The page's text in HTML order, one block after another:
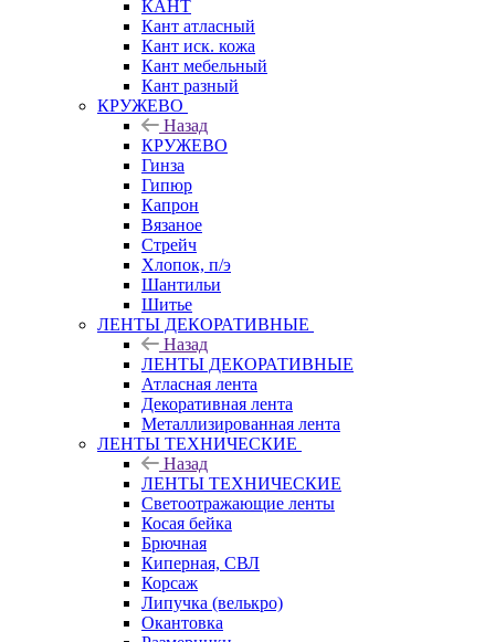
КАНТ
Кант атласный
Кант иск. кожа
Кант мебельный
Кант разный
КРУЖЕВО
Назад
КРУЖЕВО
Гинза
Гипюр
Капрон
Вязаное
Стрейч
Хлопок, п/э
Шантильи
Шитье
ЛЕНТЫ ДЕКОРАТИВНЫЕ
Назад
ЛЕНТЫ ДЕКОРАТИВНЫЕ
Атласная лента
Декоративная лента
Металлизированная лента
ЛЕНТЫ ТЕХНИЧЕСКИЕ
Назад
ЛЕНТЫ ТЕХНИЧЕСКИЕ
Светоотражающие ленты
Косая бейка
Брючная
Киперная, СВЛ
Корсаж
Липучка (велькро)
Окантовка